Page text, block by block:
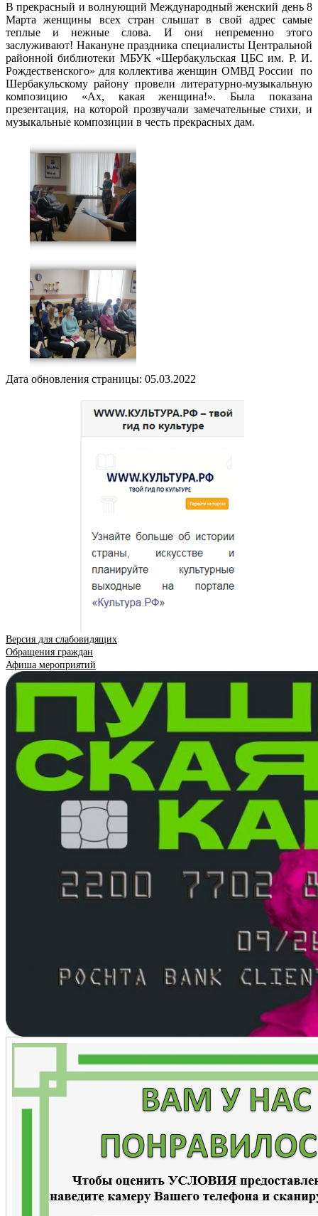
В прекрасный и волнующий Международный женский день 8
Марта женщины всех стран слышат в свой адрес самые
теплые и нежные слова. И они непременно этого
заслуживают! Накануне праздника специалисты Центральной
районной библиотеки МБУК «Шербакульская ЦБС им. Р. И.
Рождественского» для коллектива женщин ОМВД России по
Шербакульскому району провели литературно-музыкальную
композицию «Ах, какая женщина!». Была показана
презентация, на которой прозвучали замечательные стихи, и
музыкальные композиции в честь прекрасных дам.
Дата обновления страницы: 05.03.2022
Версия для слабовидящих
Обращения граждан
Афиша мероприятий